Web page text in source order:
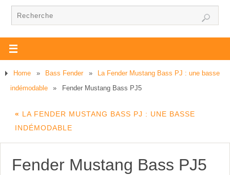
Home » Bass Fender »
La Fender Mustang Bass PJ : une basse
indémodable
» Fender Mustang Bass PJ5
« LA FENDER MUSTANG BASS PJ : UNE BASSE
INDÉMODABLE
Fender Mustang Bass PJ5